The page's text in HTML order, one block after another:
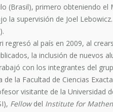
(Brasil), primero obteniendo
la supervisión de Joel
regresó al país en 2009, al
la inclusión de nuevos
con los integrantes del
de la Facultad de Ciencias
visitante de la Universidad
Fellowdel Institute for